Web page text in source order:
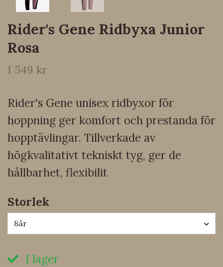
Rider's Gene Ridbyxa Junior
Rosa
1 549 kr
Rider's Gene unisex ridbyxor för
hoppning ger komfort och prestanda för
hopptävlingar. Tillverkade av
högkvalitativt tekniskt tyg, ger de
hållbarhet, flexibilit
Storlek
8år
I lager